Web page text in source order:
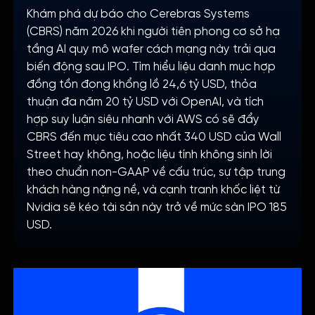
Khám phá dự báo cho Cerebras Systems
(CBRS) năm 2026 khi người tiên phong cơ sở hạ
tầng AI quy mô wafer cách mạng này trải qua
biến động sau IPO. Tìm hiểu liệu danh mục hợp
đồng tồn đọng khổng lồ 24,6 tỷ USD, thỏa
thuận đa năm 20 tỷ USD với OpenAI, và tích
hợp suy luận siêu nhanh với AWS có sẽ đẩy
CBRS đến mục tiêu cao nhất 340 USD của Wall
Street hay không, hoặc liệu tính không sinh lời
theo chuẩn non-GAAP về cấu trúc, sự tập trung
khách hàng nặng nề, và cạnh tranh khốc liệt từ
Nvidia sẽ kéo tài sản này trở về mức sàn IPO 185
USD.